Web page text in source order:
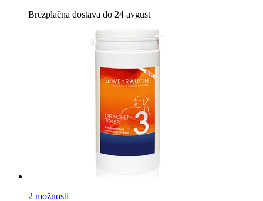
Brezplačna dostava do 24 avgust
2 možnosti